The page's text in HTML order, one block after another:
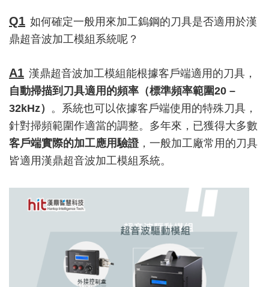
Q1 如何確定一般用來加工鎢鋼的刀具是否適用於漢
鼎超音波加工模組系統呢？
A1 漢鼎超音波加工模組能根據客戶端適用的刀具，
自動掃描到刀具適用的頻率（標準頻率範圍20 –
32kHz） 。系統也可以依據客戶端使用的特殊刀具，
針對掃頻範圍作適當的調整。多年來，已獲得大多數
客戶端實際的加工應用驗證，一般加工廠常用的刀具
皆適用漢鼎超音波加工模組系統。